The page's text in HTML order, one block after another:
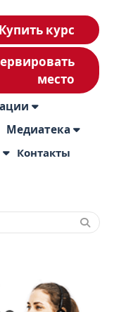
Купить курс
место
Медиатека
Контакты